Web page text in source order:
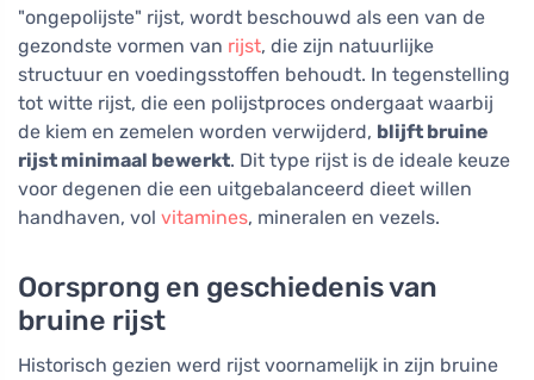
"ongepolijste" rijst, wordt beschouwd als een van de
gezondste vormen van rijst, die zijn natuurlijke
structuur en voedingsstoffen behoudt. In tegenstelling
tot witte rijst, die een polijstproces ondergaat waarbij
de kiem en zemelen worden verwijderd, blijft bruine
rijst minimaal bewerkt. Dit type rijst is de ideale keuze
voor degenen die een uitgebalanceerd dieet willen
handhaven, vol vitamines, mineralen en vezels.
Oorsprong en geschiedenis van
bruine rijst
Historisch gezien werd rijst voornamelijk in zijn bruine